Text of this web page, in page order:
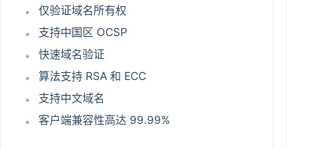
仅验证域名所有权
支持中国区 OCSP
快速域名验证
算法支持 RSA 和 ECC
支持中文域名
客户端兼容性高达 99.99%